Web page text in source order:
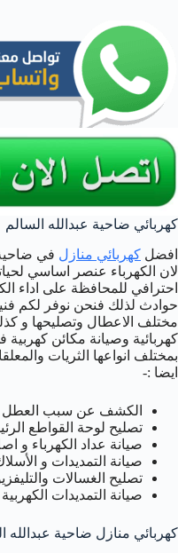
كهربائي ضاحية عبدالله السالم
افضل كهربائي منازل في ضاحية
لان الكهرباء عنصر اساسي
احترافي للمحافظة على اداء
حوادث لذلك فنحن نوفر لكم
مختلف الاعطال وتصليحها و
كهربائية وصيانة مكائن كهربية
بمختلف انواعها الثريات
ايضا :-
الكشف عن سبب العطل
تصليح لوحة القواطع
صيانة عداد الكهرباء و
صيانة التمديدات و
تصليح الغسالات
صيانة التمديدات
كهربائي منازل ضاحية عبدالله